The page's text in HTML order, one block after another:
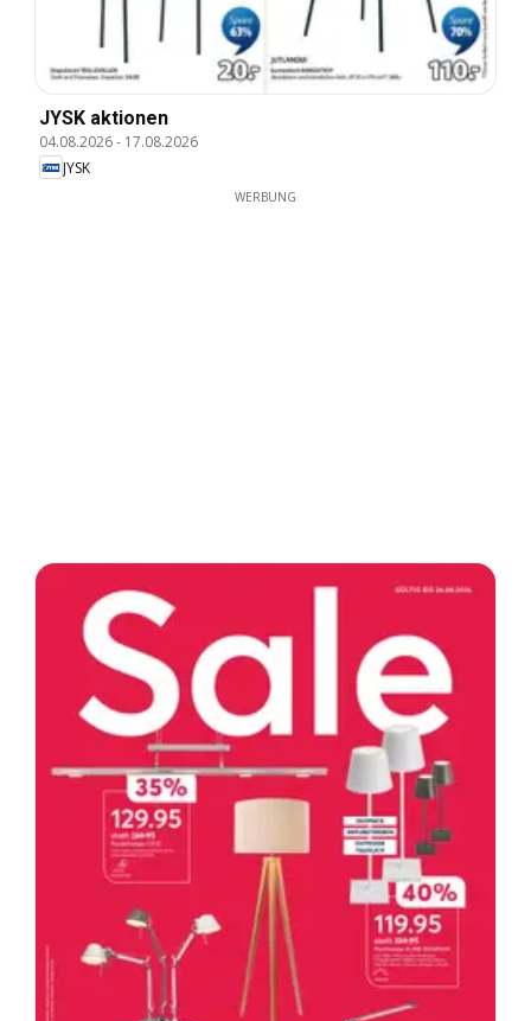
JYSK aktionen
04.08.2026- 17.08.2026
JYSK
WERBUNG